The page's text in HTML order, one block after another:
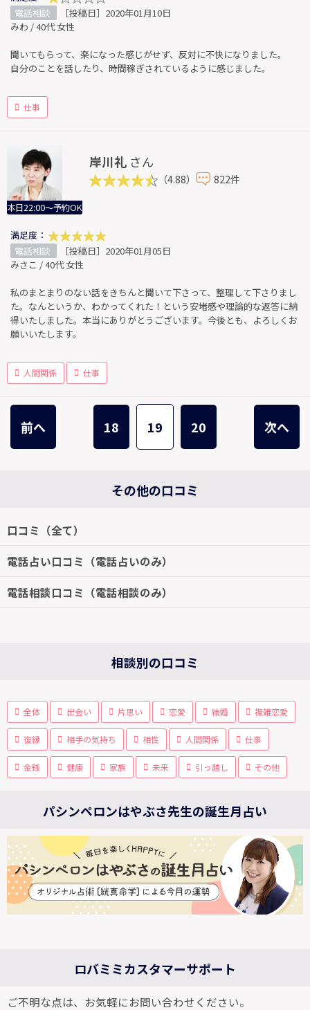
電話相談
［投稿日］2020年01月10日
みわ / 40代 女性
聞いてもらって、楽になった感じがせず、反対に不快になりました。
自分のことを話したり、時間稼ぎされているように感じました。
仕事
本日22:00～予約OK
岸川礼 さん
（4.88） 822件
満足度：
電話相談
［投稿日］2020年01月05日
みさこ / 40代 女性
私のまとまりのない話をきちんと聞いて下さって、整理して下さりまし
た。なんというか、わかってくれた！という安堵感や理論的な返答に納
得いたしました。本当にありがとうございます。今後とも、よろしくお
願いいたします。
人間関係 仕事
前へ 18 19 20 次へ
その他の口コミ
口コミ（全て）
電話占い口コミ（電話占いのみ）
電話相談口コミ（電話相談のみ）
相談別の口コミ
全体 出会い 片思い 恋愛 結婚 複雑恋愛
復縁 相手の気持ち 相性 人間関係 仕事
金銭 健康 家族 未来 引っ越し その他
パシンペロンはやぶさ先生の誕生月占い
ロバミミカスタマーサポート
ご不明な点は、お気軽にお問い合わせください。